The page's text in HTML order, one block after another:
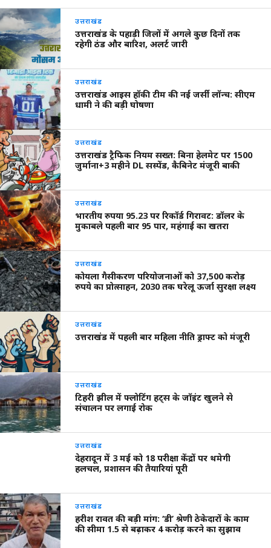
उत्तराखंड
उत्तराखंड के पहाड़ी जिलों में अगले कुछ दिनों तक
रहेगी ठंड और बारिश, अलर्ट जारी
उत्तराखंड
उत्तराखंड आइस हॉकी टीम की नई जर्सी लॉन्च: सीएम
धामी ने की बड़ी घोषणा
उत्तराखंड
उत्तराखंड ट्रैफिक नियम सख्त: बिना हेलमेट पर 1500
जुर्माना+3 महीने DL सस्पेंड, कैबिनेट मंजूरी बाकी
उत्तराखंड
भारतीय रुपया 95.23 पर रिकॉर्ड गिरावट: डॉलर के
मुकाबले पहली बार 95 पार, महंगाई का खतरा
उत्तराखंड
कोयला गैसीकरण परियोजनाओं को 37,500 करोड़
रुपये का प्रोत्साहन, 2030 तक घरेलू ऊर्जा सुरक्षा लक्ष्य
उत्तराखंड
उत्तराखंड में पहली बार महिला नीति ड्राफ्ट को मंजूरी
उत्तराखंड
टिहरी झील में फ्लोटिंग हट्स के जॉइंट खुलने से
संचालन पर लगाई रोक
उत्तराखंड
देहरादून में 3 मई को 18 परीक्षा केंद्रों पर थमेगी
हलचल, प्रशासन की तैयारियां पूरी
उत्तराखंड
हरीश रावत की बड़ी मांग: ‘डी’ श्रेणी ठेकेदारों के काम
की सीमा 1.5 से बढ़ाकर 4 करोड़ करने का सुझाव